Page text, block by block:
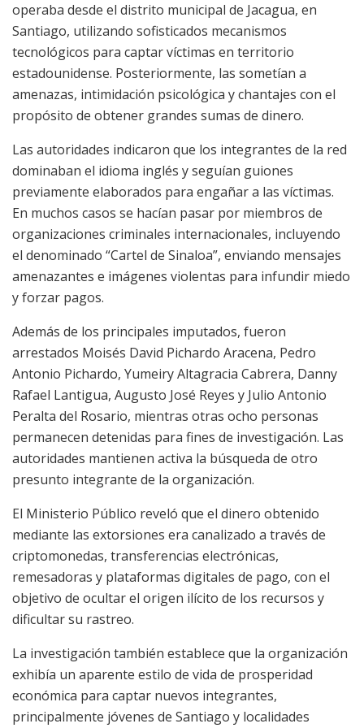
operaba desde el distrito municipal de Jacagua, en
Santiago, utilizando sofisticados mecanismos
tecnológicos para captar víctimas en territorio
estadounidense. Posteriormente, las sometían a
amenazas, intimidación psicológica y chantajes con el
propósito de obtener grandes sumas de dinero.
Las autoridades indicaron que los integrantes de la red
dominaban el idioma inglés y seguían guiones
previamente elaborados para engañar a las víctimas.
En muchos casos se hacían pasar por miembros de
organizaciones criminales internacionales, incluyendo
el denominado “Cartel de Sinaloa”, enviando mensajes
amenazantes e imágenes violentas para infundir miedo
y forzar pagos.
Además de los principales imputados, fueron
arrestados Moisés David Pichardo Aracena, Pedro
Antonio Pichardo, Yumeiry Altagracia Cabrera, Danny
Rafael Lantigua, Augusto José Reyes y Julio Antonio
Peralta del Rosario, mientras otras ocho personas
permanecen detenidas para fines de investigación. Las
autoridades mantienen activa la búsqueda de otro
presunto integrante de la organización.
El Ministerio Público reveló que el dinero obtenido
mediante las extorsiones era canalizado a través de
criptomonedas, transferencias electrónicas,
remesadoras y plataformas digitales de pago, con el
objetivo de ocultar el origen ilícito de los recursos y
dificultar su rastreo.
La investigación también establece que la organización
exhibía un aparente estilo de vida de prosperidad
económica para captar nuevos integrantes,
principalmente jóvenes de Santiago y localidades